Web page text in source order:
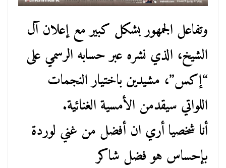
وتفاعل الجمهور بشكل كبير مع إعلان آل
الشيخ، الذي نشره عبر حسابه الرسمي على
“إكس”، مشيدين باختيار النجمات
اللواتي سيقدمن الأمسية الغنائية.
أنا شخصيا أري ان أفضل من غني لوردة
بإحساس هو فضل شاكر